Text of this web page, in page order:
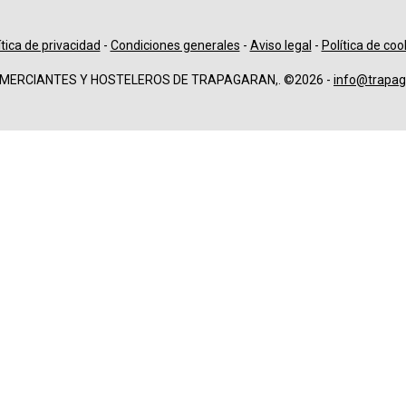
de privacidad - Condiciones generales - Aviso legal - Política de
Y HOSTELEROS DE TRAPAGARAN,. ©2026 -